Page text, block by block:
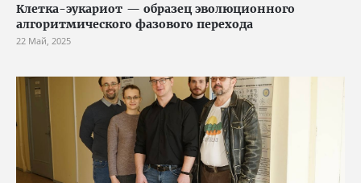
Клетка-эукариот — образец эволюционного
алгоритмического фазового перехода
22 Май, 2025